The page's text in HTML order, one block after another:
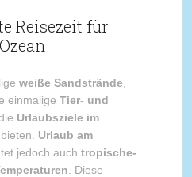
Reisezeit für
weiße Sandstrände
einmalige Tier- und
Urlaubsziele im
Urlaub am
jedoch auch tropische-
. Diese